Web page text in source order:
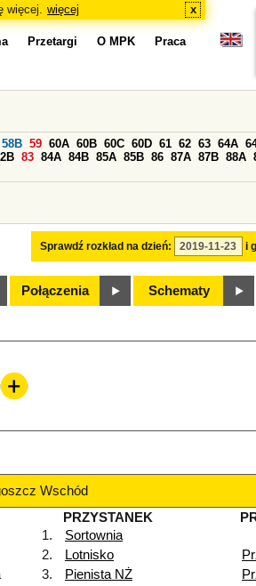
więcej. więcej x
Przetargi O MPK Praca
Sprawdź rozkład na dzień: i
58B 59 60A 60B 60C 60D 61 62 63 64A
83 84A 84B 85A 85B 86 87A 87B 88A
Połączenia Schematy
Wschód
PRZYSTANEK
1.
Sortownia
2.
Lotnisko
3. Pienista NŻ